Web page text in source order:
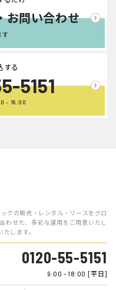
お問い合わせ
す
5151
する
- 18:00
クの販売・レンタル・リースをグロ
わせた、多彩な運用をご用意いたし
します。
0120-55-5151
9:00 - 18:00 [平日]